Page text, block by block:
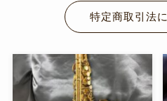
特定商取引法